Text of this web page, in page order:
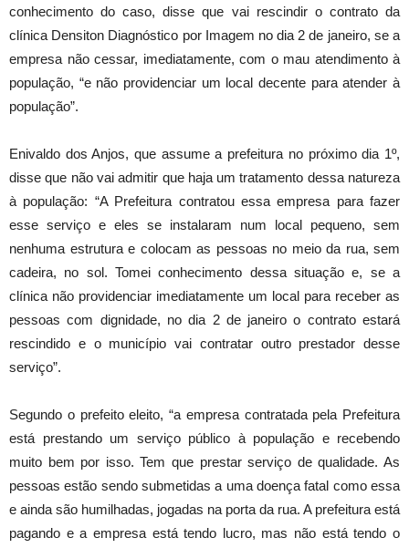
conhecimento do caso, disse que vai rescindir o contrato da
clínica Densiton Diagnóstico por Imagem no dia 2 de janeiro, se a
empresa não cessar, imediatamente, com o mau atendimento à
população, “e não providenciar um local decente para atender à
população”.
Enivaldo dos Anjos, que assume a prefeitura no próximo dia 1º,
disse que não vai admitir que haja um tratamento dessa natureza
à população: “A Prefeitura contratou essa empresa para fazer
esse serviço e eles se instalaram num local pequeno, sem
nenhuma estrutura e colocam as pessoas no meio da rua, sem
cadeira, no sol. Tomei conhecimento dessa situação e, se a
clínica não providenciar imediatamente um local para receber as
pessoas com dignidade, no dia 2 de janeiro o contrato estará
rescindido e o município vai contratar outro prestador desse
serviço”.
Segundo o prefeito eleito, “a empresa contratada pela Prefeitura
está prestando um serviço público à população e recebendo
muito bem por isso. Tem que prestar serviço de qualidade. As
pessoas estão sendo submetidas a uma doença fatal como essa
e ainda são humilhadas, jogadas na porta da rua. A prefeitura está
pagando e a empresa está tendo lucro, mas não está tendo o